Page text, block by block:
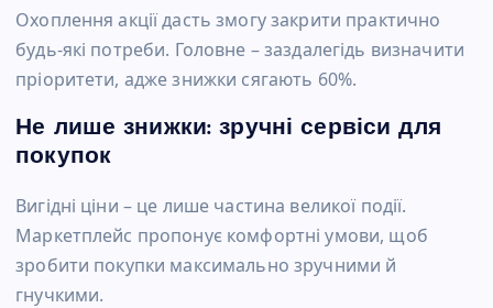
Охоплення акції дасть змогу закрити практично
будь-які потреби. Головне – заздалегідь визначити
пріоритети, адже знижки сягають 60%.
Не лише знижки: зручні сервіси для
покупок
Вигідні ціни – це лише частина великої події.
Маркетплейс пропонує комфортні умови, щоб
зробити покупки максимально зручними й
гнучкими.